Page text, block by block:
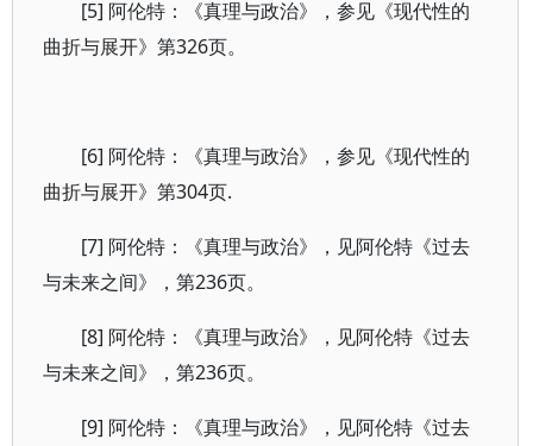
[5] 阿伦特：《真理与政治》，参见《现代性的
曲折与展开》第326页。
[6] 阿伦特：《真理与政治》，参见《现代性的
曲折与展开》第304页.
[7] 阿伦特：《真理与政治》，见阿伦特《过去
与未来之间》，第236页。
[8] 阿伦特：《真理与政治》，见阿伦特《过去
与未来之间》，第236页。
[9] 阿伦特：《真理与政治》，见阿伦特《过去